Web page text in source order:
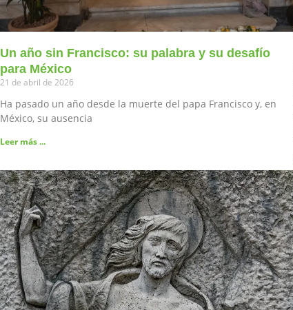
Un año sin Francisco: su palabra y su desafío
para México
21 de abril de 2026
Ha pasado un año desde la muerte del papa Francisco y, en
México, su ausencia
Leer más ...